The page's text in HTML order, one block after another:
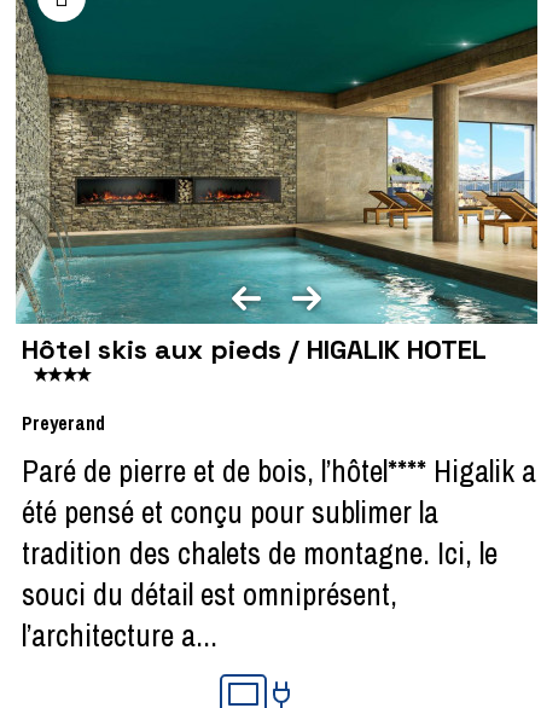
Hôtel skis aux pieds / HIGALIK HOTEL
Preyerand
Paré de pierre et de bois, l’hôtel**** Higalik a
été pensé et conçu pour sublimer la
tradition des chalets de montagne. Ici, le
souci du détail est omniprésent,
l’architecture a...